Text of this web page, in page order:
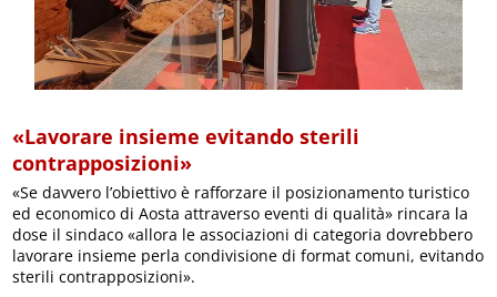
«Lavorare insieme evitando sterili
contrapposizioni»
«Se davvero l’obiettivo è rafforzare il posizionamento turistico
ed economico di Aosta attraverso eventi di qualità» rincara la
dose il sindaco «allora le associazioni di categoria dovrebbero
lavorare insieme perla condivisione di format comuni, evitando
sterili contrapposizioni».